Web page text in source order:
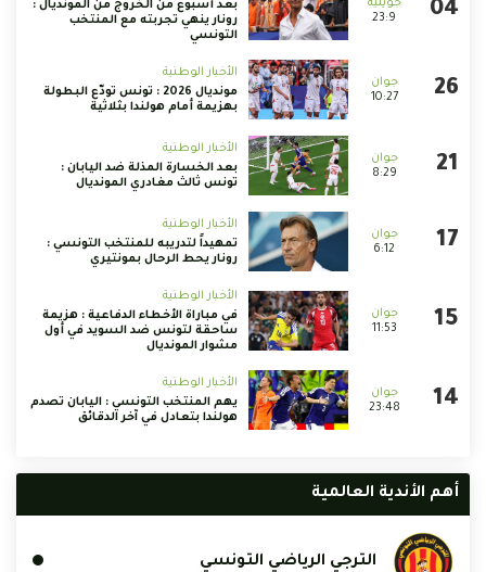
23:9
بعد أسبوع من الخروج من المونديال :
رونار ينهي تجربته مع المنتخب
التونسي
10:27
الأخبار الوطنية
مونديال 2026 : تونس تودّع البطولة
بهزيمة أمام هولندا بثلاثية
8:29
الأخبار الوطنية
بعد الخسارة المذلة ضد اليابان :
تونس ثالث مغادري المونديال
6:12
الأخبار الوطنية
تمهيداً لتدريبه للمنتخب التونسي :
رونار يحط الرحال بمونتيري
11:53
الأخبار الوطنية
في مباراة الأخطاء الدفاعية : هزيمة
ساحقة لتونس ضد السويد في أول
مشوار المونديال
23:48
الأخبار الوطنية
يهم المنتخب التونسي : اليابان تصدم
هولندا بتعادل في آخر الدقائق
أهم الأندية العالمية
الترجي الرياضي التونسي